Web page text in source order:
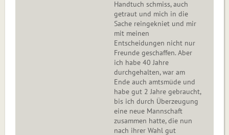
Handtuch schmiss, auch
getraut und mich in die
Sache reingekniet und mir
mit meinen
Entscheidungen nicht nur
Freunde geschaffen. Aber
ich habe 40 Jahre
durchgehalten, war am
Ende auch amtsmüde und
habe gut 2 Jahre gebraucht,
bis ich durch Überzeugung
eine neue Mannschaft
zusammen hatte, die nun
nach ihrer Wahl gut